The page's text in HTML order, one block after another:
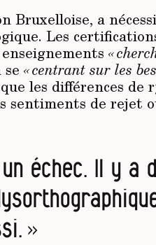
Bruxelloise, a
Les
«
se « centrant sur les
les différences de
sentiments de rejet
un échec. Il y a
»